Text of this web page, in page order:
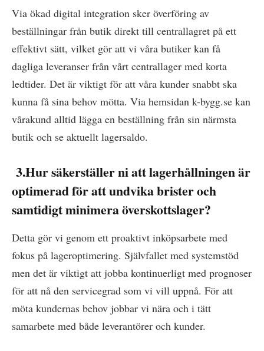
Via ökad digital integration sker överföring av
beställningar från butik direkt till centrallagret på ett
effektivt sätt, vilket gör att vi våra butiker kan få
dagliga leveranser från vårt centrallager med korta
ledtider. Det är viktigt för att våra kunder snabbt ska
kunna få sina behov mötta. Via hemsidan k-bygg.se kan
vårakund alltid lägga en beställning från sin närmsta
butik och se aktuellt lagersaldo.
3.Hur säkerställer ni att lagerhållningen är
optimerad för att undvika brister och
samtidigt minimera överskottslager?
Detta gör vi genom ett proaktivt inköpsarbete med
fokus på lageroptimering. Självfallet med systemstöd
men det är viktigt att jobba kontinuerligt med prognoser
för att nå den servicegrad som vi vill uppnå. För att
möta kundernas behov jobbar vi nära och i tätt
samarbete med både leverantörer och kunder.